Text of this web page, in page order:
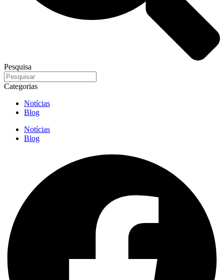
Pesquisa
Categorias
Notícias
Blog
Notícias
Blog